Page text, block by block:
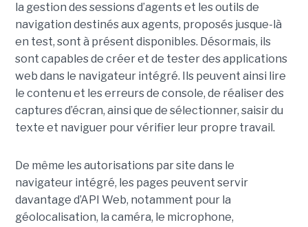
la gestion des sessions d’agents et les outils de
navigation destinés aux agents, proposés jusque-là
en test, sont à présent disponibles. Désormais, ils
sont capables de créer et de tester des applications
web dans le navigateur intégré. Ils peuvent ainsi lire
le contenu et les erreurs de console, de réaliser des
captures d’écran, ainsi que de sélectionner, saisir du
texte et naviguer pour vérifier leur propre travail.
De même les autorisations par site dans le
navigateur intégré, les pages peuvent servir
davantage d’API Web, notamment pour la
géolocalisation, la caméra, le microphone,